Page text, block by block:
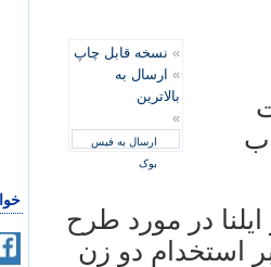
» نسخه قابل چاپ
» ارسال به
بالاترین
»
ارسال به فیس
بوک
در مورد طرح
استخدام دو زن